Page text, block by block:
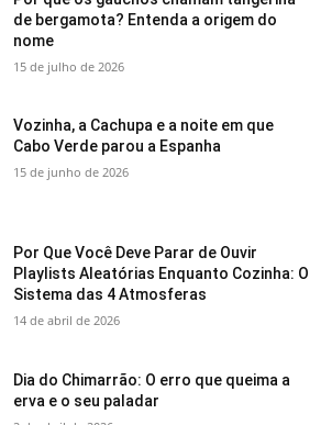
de bergamota? Entenda a origem do
nome
15 de julho de 2026
Vozinha, a Cachupa e a noite em que
Cabo Verde parou a Espanha
15 de junho de 2026
Por Que Você Deve Parar de Ouvir
Playlists Aleatórias Enquanto Cozinha: O
Sistema das 4 Atmosferas
14 de abril de 2026
Dia do Chimarrão: O erro que queima a
erva e o seu paladar